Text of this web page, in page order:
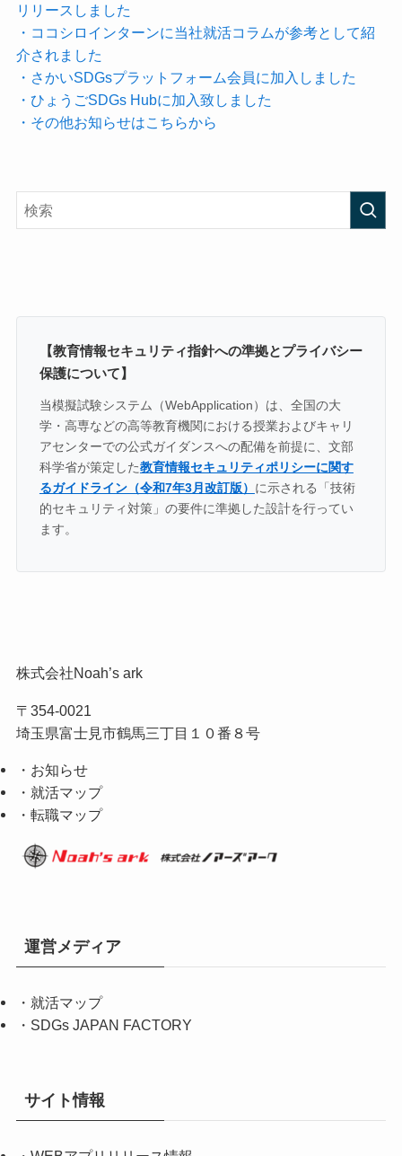
リリースしました
・ココシロインターンに当社就活コラムが参考として紹
介されました
・さかいSDGsプラットフォーム会員に加入しました
・ひょうごSDGs Hubに加入致しました
・その他お知らせはこちらから
【教育情報セキュリティ指針への準拠とプライバシー
保護について】
当模擬試験システム（WebApplication）は、全国の大
学・高専などの高等教育機関における授業およびキャリ
アセンターでの公式ガイダンスへの配備を前提に、文部
科学省が策定した教育情報セキュリティポリシーに関す
るガイドライン（令和7年3月改訂版） に示される「技術
的セキュリティ対策」の要件に準拠した設計を行ってい
ます。
株式会社Noah’s ark
〒354-0021
埼玉県富士見市鶴馬三丁目１０番８号
・お知らせ
・就活マップ
・転職マップ
運営メディア
・ 就活マップ
・ SDGs JAPAN FACTORY
サイト情報